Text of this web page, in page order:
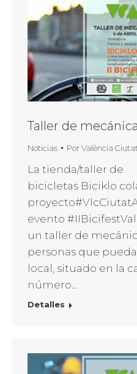
Taller de
Noticias PorValència
La tienda/taller de
bicicletas Biciklo
evento
un taller de
personas que
local, situado en la
número…
Detalles